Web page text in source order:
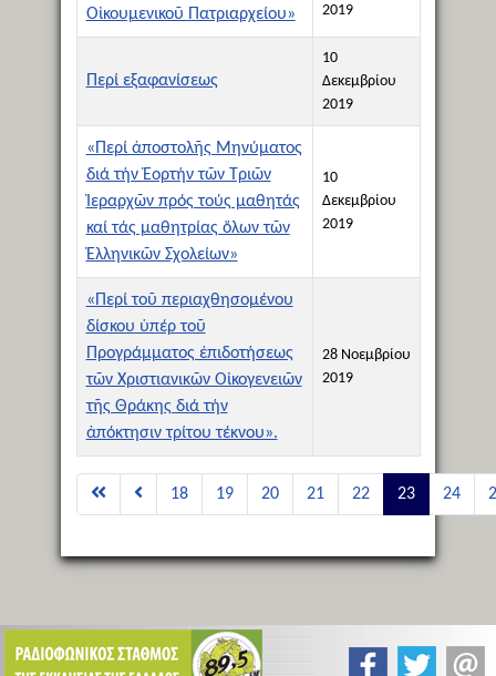
Οἰκουμενικοῦ Πατριαρχείου»
2019
Περί εξαφανίσεως
10
Δεκεμβρίου
2019
«Περί ἀποστολῆς Μηνύματος
διά τήν Ἑορτήν τῶν Τριῶν
Ἱεραρχῶν πρός τούς μαθητάς
καί τάς μαθητρίας ὅλων τῶν
Ἑλληνικῶν Σχολείων»
10
Δεκεμβρίου
2019
«Περί τοῦ περιαχθησομένου
δίσκου ὑπέρ τοῦ
Προγράμματος ἐπιδοτήσεως
τῶν Χριστιανικῶν Οἰκογενειῶν
τῆς Θράκης διά τήν
ἀπόκτησιν τρίτου τέκνου».
28 Νοεμβρίου
2019
Σελίδα 23 από 51
18 19 20 21 22 23 24